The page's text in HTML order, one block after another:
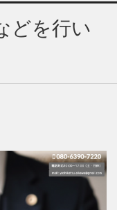
どを行い